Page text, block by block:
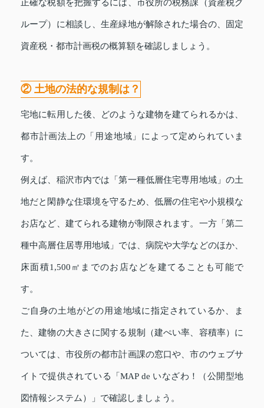
正確な税額を把握するには、市役所の税務課（資産税グ
ループ）に相談し、生産緑地が解除された場合の、固定
資産税・都市計画税の概算額を確認しましょう。
② 土地の法的な規制は？
宅地に転用した後、どのような建物を建てられるかは、
都市計画法上の「用途地域」によって定められていま
す。
例えば、稲沢市内では「第一種低層住宅専用地域」の土
地だと閑静な住環境を守るため、低層の住宅や小規模な
お店など、建てられる建物が制限されます。一方「第二
種中高層住居専用地域」では、病院や大学などのほか、
床面積1,500㎡までのお店などを建てることも可能で
す。
ご自身の土地がどの用途地域に指定されているか、ま
た、建物の大きさに関する規制（建ぺい率、容積率）に
ついては、市役所の都市計画課の窓口や、市のウェブサ
イトで提供されている「MAP de いなざわ！（公開型地
図情報システム）」で確認しましょう。